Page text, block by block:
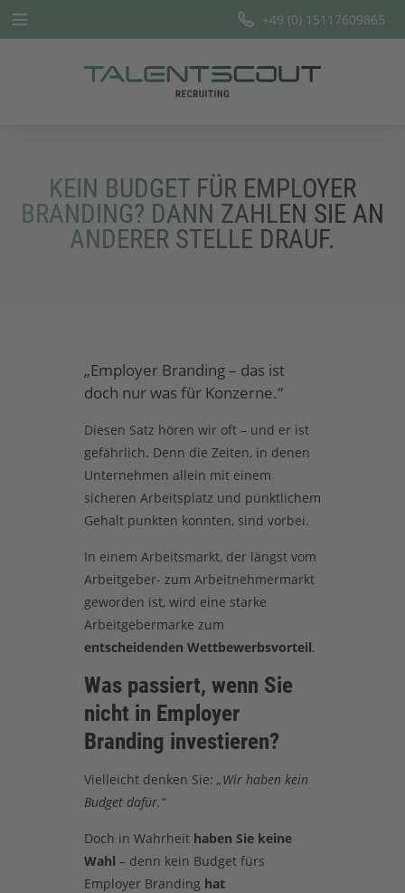
Team
Offene Stellen
+49 (0) 15117609865
KEIN BUDGET FÜR EMPLOYER
BRANDING? DANN ZAHLEN SIE AN
ANDERER STELLE DRAUF.
„Employer Branding – das ist
doch nur was für Konzerne.“
Diesen Satz hören wir oft – und er ist
gefährlich. Denn die Zeiten, in denen
Unternehmen allein mit einem
sicheren Arbeitsplatz und pünktlichem
Gehalt punkten konnten, sind vorbei.
In einem Arbeitsmarkt, der längst vom
Arbeitgeber- zum Arbeitnehmermarkt
geworden ist, wird eine starke
Arbeitgebermarke zum
entscheidenden Wettbewerbsvorteil.
Was passiert, wenn Sie
nicht in Employer
Branding investieren?
Vielleicht denken Sie: „Wir haben kein
Budget dafür.“
Doch in Wahrheit haben Sie keine
Wahl – denn kein Budget fürs
Employer Branding hat